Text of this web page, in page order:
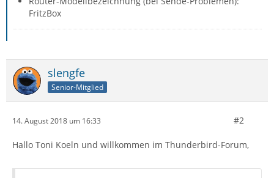
FritzBox
slengfe
Senior-Mitglied
14. August 2018 um 16:33 #2
Hallo Toni Koeln und willkommen im Thunderbird-Forum,